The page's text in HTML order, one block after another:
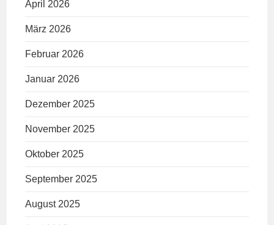
April 2026
März 2026
Februar 2026
Januar 2026
Dezember 2025
November 2025
Oktober 2025
September 2025
August 2025